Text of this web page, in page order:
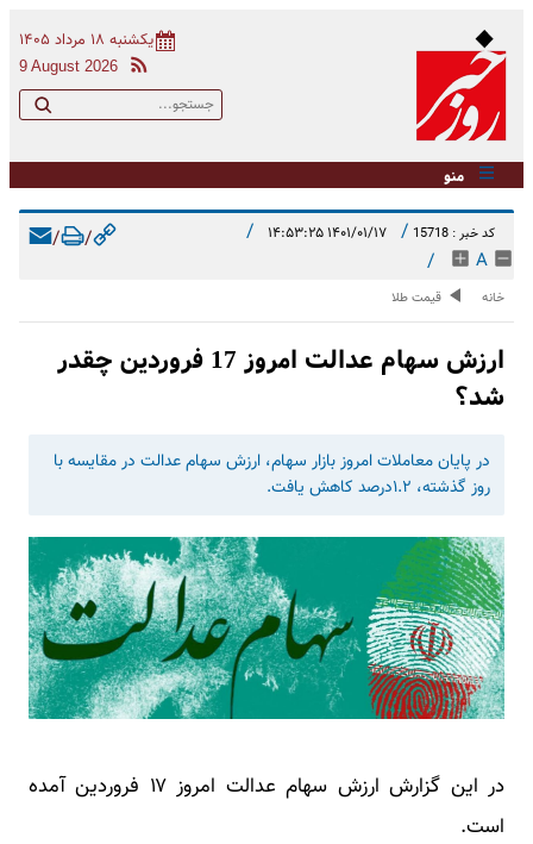
یکشنبه ۱۸ مرداد ۱۴۰۵
9 August 2026
منو
کد خبر : 15718 / ۱۴۰۱/۰۱/۱۷ ۱۴:۵۳:۲۵ /
A
/
/
/
خانه قیمت طلا
ارزش سهام عدالت امروز 17 فروردین چقدر
شد؟
در پایان معاملات امروز بازار سهام، ارزش سهام عدالت در مقایسه با
روز گذشته، ۱.۲درصد کاهش یافت.
در این گزارش ارزش سهام عدالت امروز ۱۷ فروردین آمده
است.